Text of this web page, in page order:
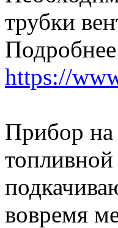
трубки
Подробнее
https://
Прибор на
топливной
вовремя